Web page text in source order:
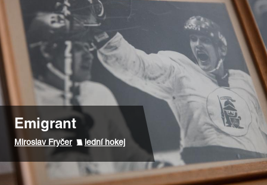
Emigrant
Miroslav Fryčer lední hokej